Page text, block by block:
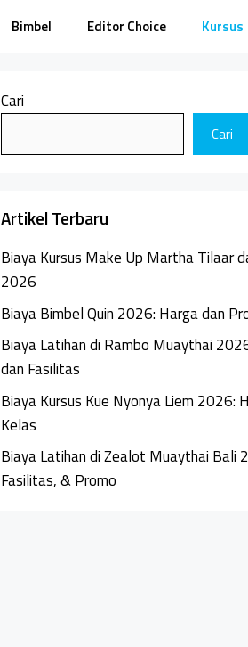
Bimbel Editor Choice Kursus
Cari
Cari
Artikel Terbaru
Biaya Kursus Make Up Martha Tilaar
2026
Biaya Bimbel Quin 2026: Harga dan
Biaya Latihan di Rambo Muaythai
dan Fasilitas
Biaya Kursus Kue Nyonya Liem 2026:
Kelas
Biaya Latihan di Zealot Muaythai Bali
Fasilitas, & Promo